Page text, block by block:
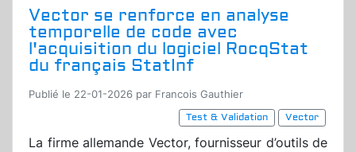
Vector se renforce en analyse
temporelle de code avec
l'acquisition du logiciel RocqStat
du français StatInf
Publié le 22-01-2026 par Francois Gauthier
Test & Validation
Vector
La firme allemande Vector, fournisseur d’outils de